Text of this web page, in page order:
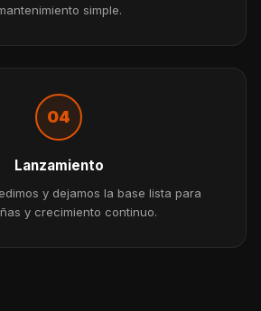
simple.
04
Lanzamiento
y dejamos la base lista para
y crecimiento continuo.